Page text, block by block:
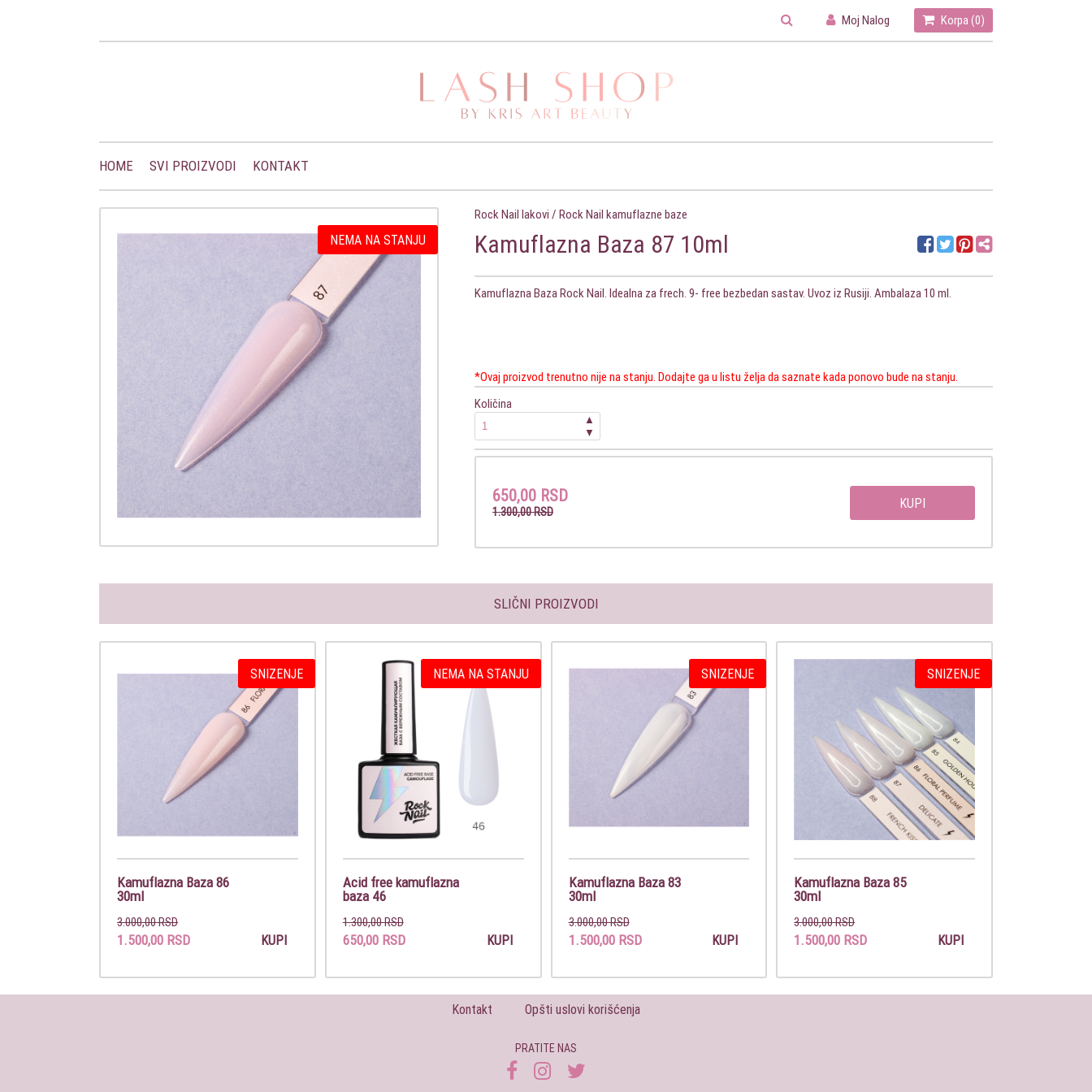
Moj Nalog Korpa (0)
HOME SVI PROIZVODI KONTAKT
NEMA NA STANJU
Rock Nail lakovi / Rock Nail kamuflazne baze
Kamuflazna Baza 87 10ml
Kamuflazna Baza Rock Nail. Idealna za frech. 9- free bezbedan sastav. Uvoz iz Rusiji. Ambalaza 10 ml.
*Ovaj proizvod trenutno nije na stanju. Dodajte ga u listu želja da saznate kada ponovo bude na stanju.
Količina
▲
▼
650,00 RSD
1.300,00 RSD
KUPI
SLIČNI PROIZVODI
SNIZENJE
Kamuflazna Baza 86
30ml
3.000,00 RSD
1.500,00 RSD KUPI
NEMA NA STANJU
Acid free kamuflazna
baza 46
1.300,00 RSD
650,00 RSD KUPI
SNIZENJE
Kamuflazna Baza 83
30ml
3.000,00 RSD
1.500,00 RSD KUPI
SNIZENJE
Kamuflazna Baza 85
30ml
3.000,00 RSD
1.500,00 RSD KUPI
Kontakt Opšti uslovi korišćenja
PRATITE NAS